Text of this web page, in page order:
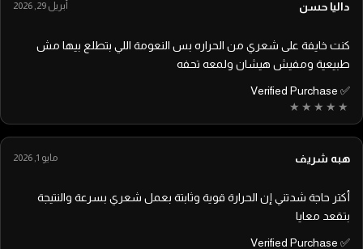
داليا حسن أبريل 29, 2026
كنت خايفة على شعري من الحراره بس النعومة اللي بتطلع بيها مش
طبيعية ومفيش هيشان ولمعه تحفه
✅ Verified Purchase
هبه شريف مايو 1, 2026
أكتر حاجة شدتني إن الحرارة قوية وثابتة بعمل شعري بسرعة والنتيجة
بتقعد معايا
✅ Verified Purchase